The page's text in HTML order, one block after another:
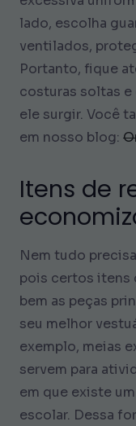
lado, escolha
ventilados,
Portanto, fique
costuras soltas
ele surgir. Você
em nosso blog:
Itens de
Nem tudo
pois certos itens
bem as peças
seu melhor
exemplo, meias
servem para
em que existe
escolar. Dessa